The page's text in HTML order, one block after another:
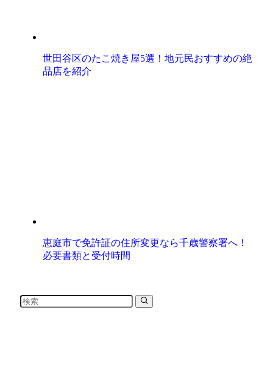
世田谷区のたこ焼き屋5選！地元民おすすめの絶
品店を紹介
恵庭市で免許証の住所変更なら千歳警察署へ！
必要書類と受付時間